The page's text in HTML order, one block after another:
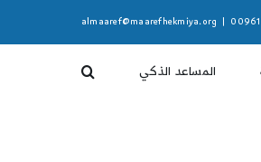
almaaref@maarefhekmiya.org
المساعد الذكي